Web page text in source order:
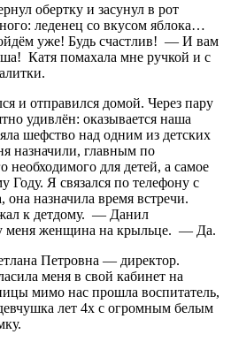
обертку и засунул в рот
леденец со вкусом яблока…
уже! Будь счастлив! — И вам
Катя помахала мне ручкой и с
и отправился домой. Через пару
удивлён: оказывается наша
шефство над одним из детских
назначили, главным по
необходимого для детей, а самое
Году. Я связался по телефону с
она назначила время встречи.
к детдому. — Данил
меня женщина на крыльце. — Да.
Петровна — директор.
меня в свой кабинет на
мимо нас прошла воспитатель,
лет 4х с огромным белым